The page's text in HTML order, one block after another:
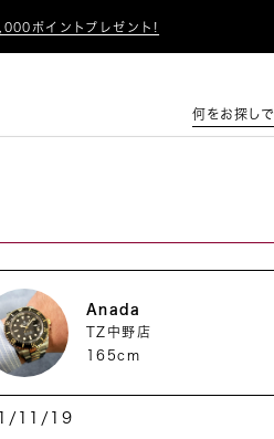
ポイントプレゼント!
何をお探し
Anada
TZ中野店
165cm
11/19